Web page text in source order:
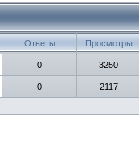
Ответы Просмотры
0 3250
0 2117